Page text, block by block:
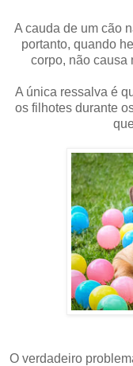
A cauda de um cão
portanto, quando
corpo, não causa
A única ressalva é
os filhotes durante
O verdadeiro